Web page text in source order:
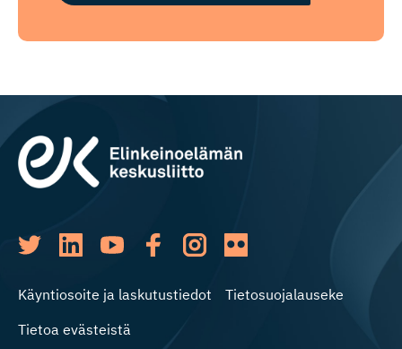
Käyntiosoite ja laskutustiedot
Tietosuojalauseke
Tietoa evästeistä